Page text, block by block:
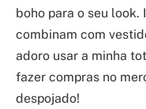
boho para o seu look.
combinam com
adoro usar a minha
fazer compras no
despojado!